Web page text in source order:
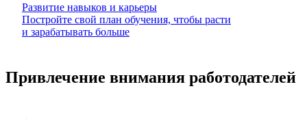
Развитие навыков и карьеры
Постройте свой план обучения, чтобы расти
и зарабатывать больше
Привлечение внимания работодателей